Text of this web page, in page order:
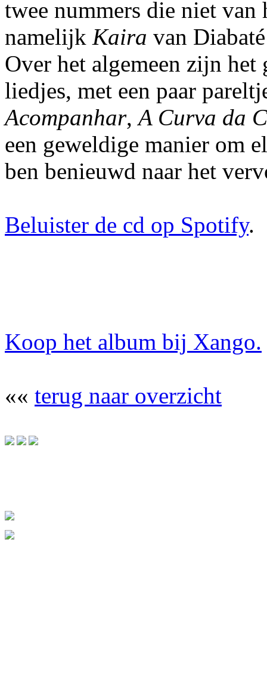
twee nummers die niet
namelijk Kaira van
Over het algemeen zijn
liedjes, met een paar
Acompanhar,A Curva da
een geweldige manier om
ben benieuwd naar het
Beluister de cd op Spotify.
Koop het album bij Xango.
«« terug naar overzicht